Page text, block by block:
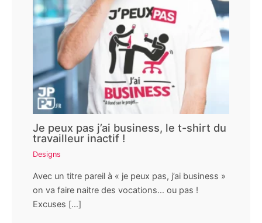
Je peux pas j’ai business, le t-shirt du
travailleur inactif !
Designs
Avec un titre pareil à « je peux pas, j’ai business »
on va faire naitre des vocations… ou pas !
Excuses […]